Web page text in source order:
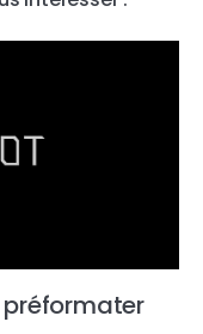
préformater